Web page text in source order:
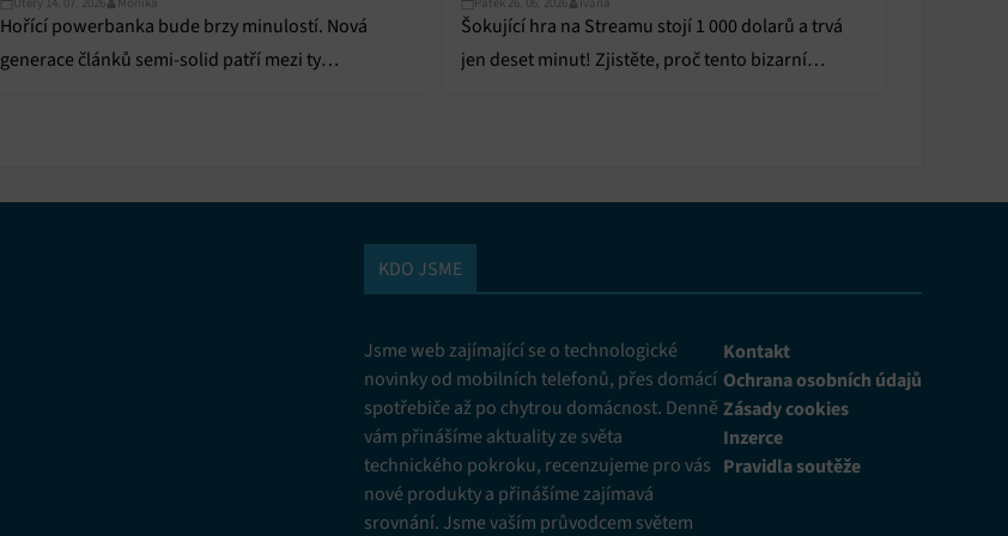
Hořící powerbanka bude brzy minulostí. Nová
generace článků semi-solid patří mezi ty
Šokující hra na Streamu stojí 1 000 dolarů a trvá
jen deset minut! Zjistěte, proč tento bizarní
KDO JSME
Jsme web zajímající se o technologické
novinky od mobilních telefonů, přes domácí
spotřebiče až po chytrou domácnost. Denně
vám přinášíme aktuality ze světa
technického pokroku, recenzujeme pro vás
nové produkty a přinášíme zajímavá
srovnání. Jsme vaším průvodcem světem
Kontakt
Ochrana osobních údajů
Zásady cookies
Inzerce
Pravidla soutěže